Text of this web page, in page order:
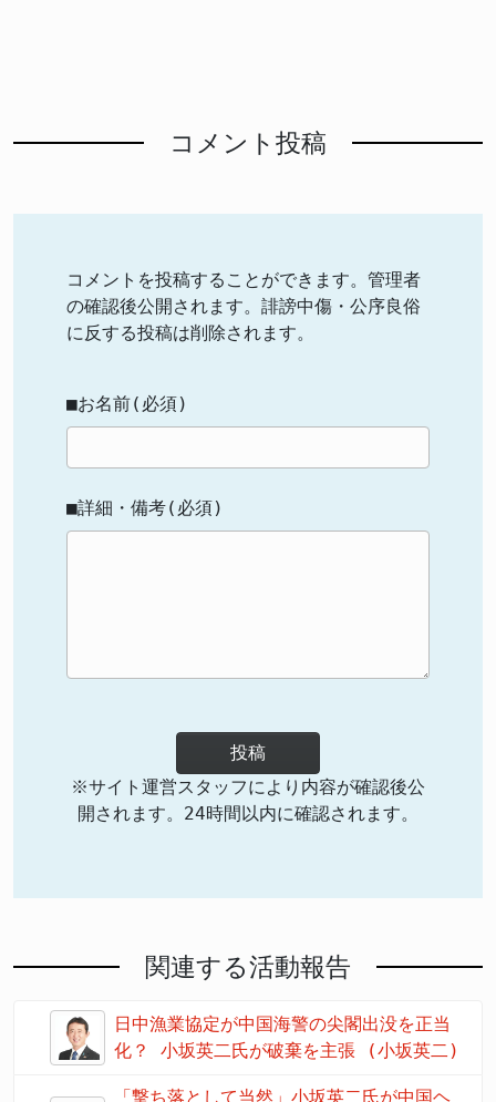
コメント投稿
コメントを投稿することができます。管理者
の確認後公開されます。誹謗中傷・公序良俗
に反する投稿は削除されます。
■お名前(必須)
■詳細・備考(必須)
投稿
※サイト運営スタッフにより内容が確認後公
開されます。24時間以内に確認されます。
関連する活動報告
日中漁業協定が中国海警の尖閣出没を正当
化？ 小坂英二氏が破棄を主張 (小坂英二)
「撃ち落として当然」小坂英二氏が中国ヘ